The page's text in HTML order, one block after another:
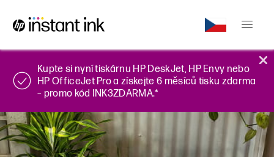
Kupte si nyní tiskárnu HP DeskJet, HP Envy nebo
HP OfficeJet Pro a získejte 6 měsíců tisku zdarma
– promo kód INK3ZDARMA.*